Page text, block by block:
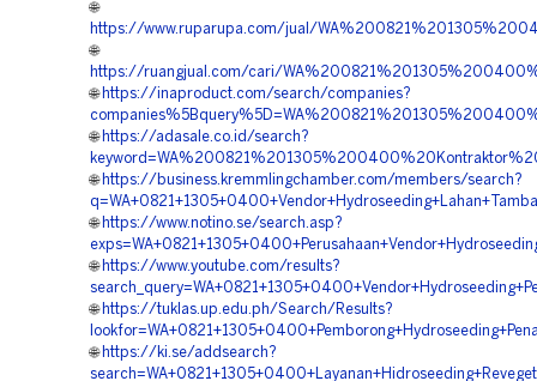
🌐
https://www.ruparupa.com/jual/
🌐
https://ruangjual.com/cari/
🌐 https://inaproduct.com/search/companies?
🌐 https://adasale.co.id/search?
🌐 https://business.kremmlingchamber.com/members/search?
🌐 https://www.notino.se/search.asp?
🌐 https://www.youtube.com/results?
🌐 https://tuklas.up.edu.ph/Search/Results?
🌐 https://ki.se/addsearch?